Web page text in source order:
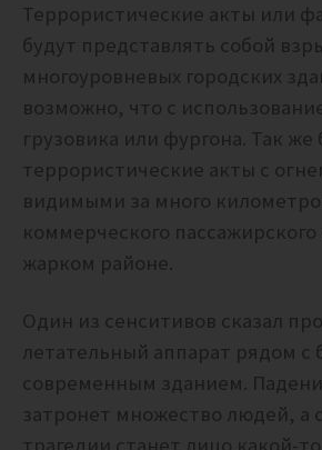
Террористические акты или
будут представлять собой
многоуровневых городских
возможно, что с
грузовика или фургона. Так
террористические акты с
видимыми за много
коммерческого пассажирского
жарком районе.
Один из сенситивов сказал
летательный аппарат рядом с
современным зданием.
затронет множество людей, а